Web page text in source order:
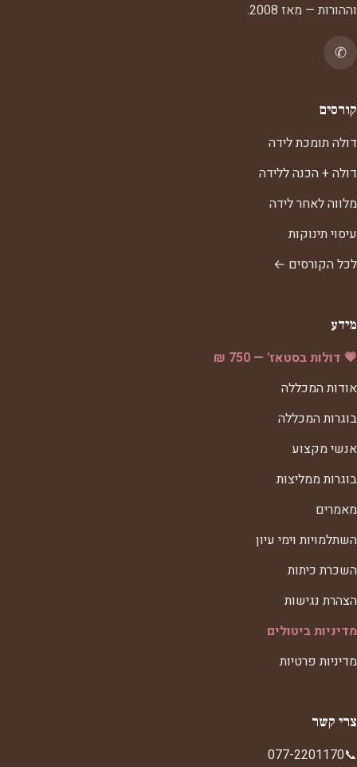
וההורות — מאז 2008.
✆
קורסים
דולה תומכת לידה
דולה + הכנה ללידה
מלווה לאחר לידה
עיסוי תינוקות
לכל הקורסים ←
מידע
💗 דולות בסטאז' — 750 ₪
אודות המכללה
בוגרות המכללה
אנשי מקצוע
בוגרות ממליצות
מאמרים
השתלמויות וימי עיון
השכרת כיתות
הצהרת נגישות
מדיניות ביטולים
מדיניות פרטיות
צרי קשר
📞
077-2201170